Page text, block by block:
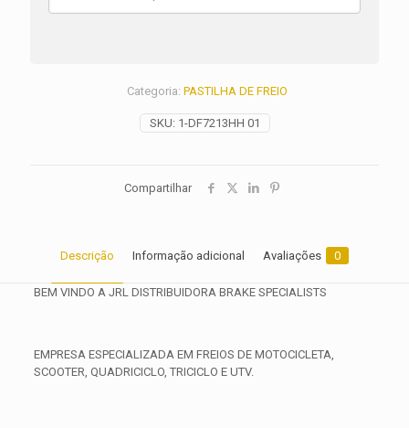
2022
SKU: 1-DF7213HH 01
Categoria: PASTILHA DE FREIO
Compartilhar
Descrição Informação adicional Avaliações 0
BEM VINDO A JRL DISTRIBUIDORA BRAKE SPECIALISTS
EMPRESA ESPECIALIZADA EM FREIOS DE MOTOCICLETA,
SCOOTER, QUADRICICLO, TRICICLO E UTV.